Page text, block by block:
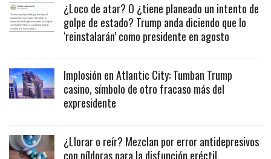
¿Loco de atar? O ¿tiene planeado un intento de
golpe de estado? Trump anda diciendo que lo
‘reinstalarán’ como presidente en agosto
Implosión en Atlantic City: Tumban Trump
casino, símbolo de otro fracaso más del
expresidente
¿Llorar o reír? Mezclan por error antidepresivos
con píldoras para la disfunción eréctil.